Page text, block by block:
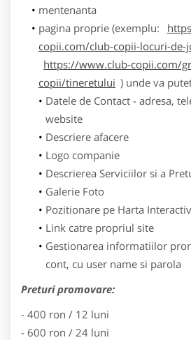
mentenanta
pagina proprie (exemplu:
copii.com/club-copii-locuri-de-
https://www.club-copii.com/
copii/tineretului ) unde va
Datele de Contact - adresa,
website
Descriere afacere
Logo companie
Descrierea Serviciilor si a
Galerie Foto
Pozitionare pe Harta
Link catre propriul site
Gestionarea informatiilor
cont, cu user name si parola
Preturi promovare:
- 400 ron / 12 luni
- 600 ron / 24 luni